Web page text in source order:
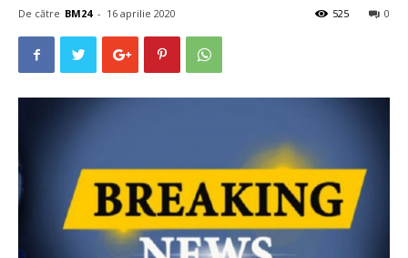
De către BM24 - 16 aprilie 2020 0
525